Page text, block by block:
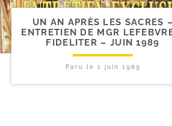
UN AN APRÈS LES SACRES –
ENTRETIEN DE MGR
FIDELITER – JUIN 1989
Paru le 1 juin 1989